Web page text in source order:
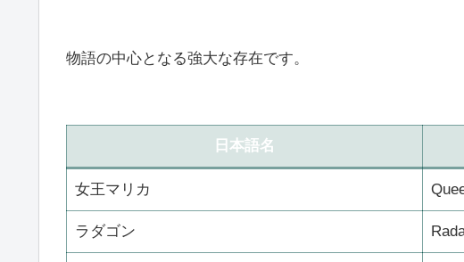
物語の中心となる強大な存在です。
日本語名
女王マリカ
ラダゴン